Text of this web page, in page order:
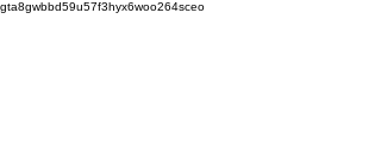
gta8gwbbd59u57f3hyx6woo264sceo